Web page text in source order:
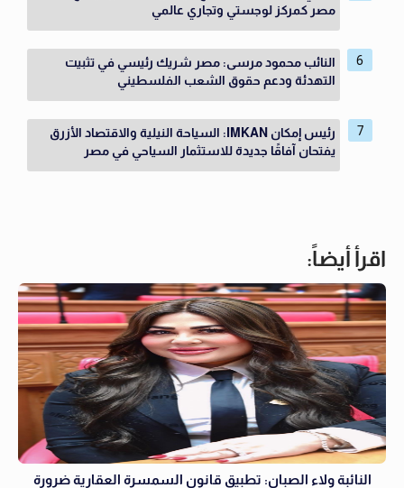
مصر كمركز لوجستي وتجاري عالمي
النائب محمود مرسى: مصر شريك رئيسي في تثبيت
التهدئة ودعم حقوق الشعب الفلسطيني
رئيس إمكان IMKAN: السياحة النيلية والاقتصاد الأزرق
يفتحان آفاقًا جديدة للاستثمار السياحي في مصر
اقرأ أيضاً:
النائبة ولاء الصبان: تطبيق قانون السمسرة العقارية ضرورة